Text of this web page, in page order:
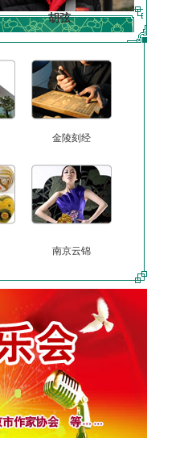
胡弦
金陵刻经
南京云锦